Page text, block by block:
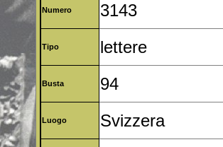
Numero 3143
Tipo lettere
Busta 94
Luogo Svizzera